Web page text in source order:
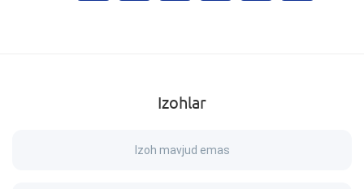
Izohlar
Izoh mavjud emas